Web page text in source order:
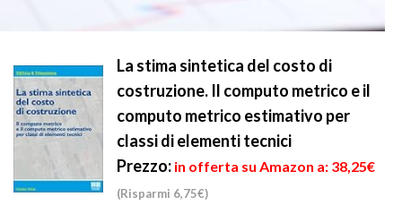
La stima sintetica del costo di
costruzione. Il computo metrico e il
computo metrico estimativo per
classi di elementi tecnici
Prezzo: in offerta su Amazon a: 38,25€
(Risparmi 6,75€)